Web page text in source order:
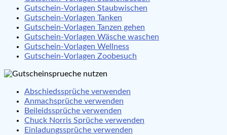
Gutschein-Vorlagen Staubwischen
Gutschein-Vorlagen Tanken
Gutschein-Vorlagen Tanzen gehen
Gutschein-Vorlagen Wäsche waschen
Gutschein-Vorlagen Wellness
Gutschein-Vorlagen Zoobesuch
Abschiedssprüche verwenden
Anmachsprüche verwenden
Beileidssprüche verwenden
Chuck Norris Sprüche verwenden
Einladungssprüche verwenden